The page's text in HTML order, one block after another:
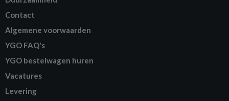
Contact
Algemene voorwaarden
YGO FAQ's
YGO bestelwagen huren
Vacatures
Levering